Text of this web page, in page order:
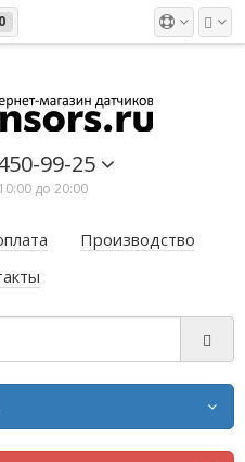
0
99-25
до 20:00
Производство